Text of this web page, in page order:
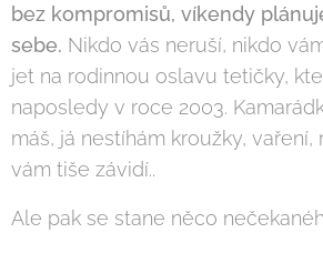
bez kompromisů, víkendy
sebe. Nikdo vás neruší, nikdo
jet na rodinnou oslavu tetičky,
naposledy v roce 2003.
máš, já nestíhám kroužky, vaření,
vám tiše závidí..
Ale pak se stane něco